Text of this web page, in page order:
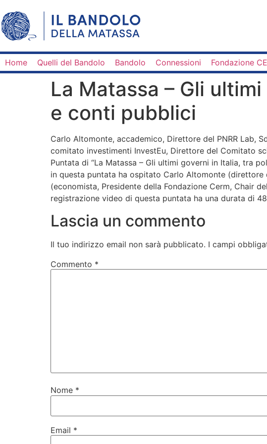
Home Quelli del Bandolo Bandolo Connessioni Fondazione
La Matassa – Gli
e conti pubblici
Carlo Altomonte, accademico, Direttore del PNRR Lab,
comitato investimenti InvestEu, Direttore del Comitato
Puntata di “La Matassa – Gli ultimi governi in Italia, tra
in questa puntata ha ospitato Carlo Altomonte (direttore
(economista, Presidente della Fondazione Cerm, Chair
registrazione video di questa puntata ha una durata di
Lascia un commento
Il tuo indirizzo email non sarà pubblicato. I campi
Commento *
Nome *
Email *